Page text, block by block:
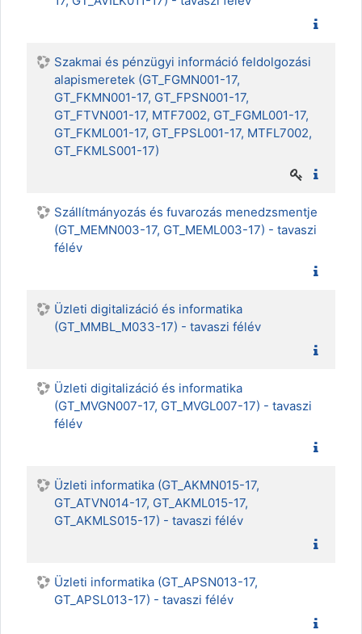
Szakmai és pénzügyi információ feldolgozási
alapismeretek (GT_FGMN001-17,
GT_FKMN001-17, GT_FPSN001-17,
GT_FTVN001-17, MTF7002, GT_FGML001-17,
GT_FKML001-17, GT_FPSL001-17, MTFL7002,
GT_FKMLS001-17)
Szállítmányozás és fuvarozás menedzsmentje
(GT_MEMN003-17, GT_MEML003-17) - tavaszi
félév
Üzleti digitalizáció és informatika
(GT_MMBL_M033-17) - tavaszi félév
Üzleti digitalizáció és informatika
(GT_MVGN007-17, GT_MVGL007-17) - tavaszi
félév
Üzleti informatika (GT_AKMN015-17,
GT_ATVN014-17, GT_AKML015-17,
GT_AKMLS015-17) - tavaszi félév
Üzleti informatika (GT_APSN013-17,
GT_APSL013-17) - tavaszi félév